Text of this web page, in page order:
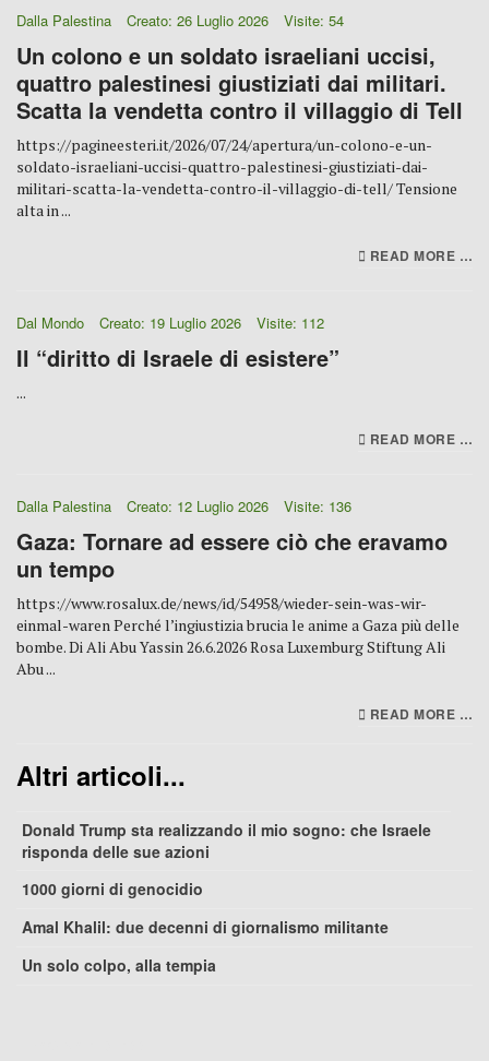
Dalla Palestina Creato: 26 Luglio 2026 Visite: 54
Un colono e un soldato israeliani uccisi,
quattro palestinesi giustiziati dai militari.
Scatta la vendetta contro il villaggio di Tell
https://pagineesteri.it/2026/07/24/apertura/un-colono-e-un-
soldato-israeliani-uccisi-quattro-palestinesi-giustiziati-dai-
militari-scatta-la-vendetta-contro-il-villaggio-di-tell/ Tensione
alta in ...
READ MORE …
Dal Mondo Creato: 19 Luglio 2026 Visite: 112
Il “diritto di Israele di esistere”
...
READ MORE …
Dalla Palestina Creato: 12 Luglio 2026 Visite: 136
Gaza: Tornare ad essere ciò che eravamo
un tempo
https://www.rosalux.de/news/id/54958/wieder-sein-was-wir-
einmal-waren Perché l’ingiustizia brucia le anime a Gaza più delle
bombe. Di Ali Abu Yassin 26.6.2026 Rosa Luxemburg Stiftung Ali
Abu ...
READ MORE …
Altri articoli...
Donald Trump sta realizzando il mio sogno: che Israele
risponda delle sue azioni
1000 giorni di genocidio
Amal Khalil: due decenni di giornalismo militante
Un solo colpo, alla tempia